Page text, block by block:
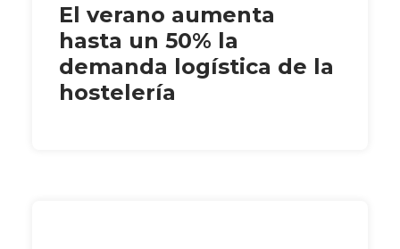
El verano aumenta
hasta un 50% la
demanda logística de la
hostelería